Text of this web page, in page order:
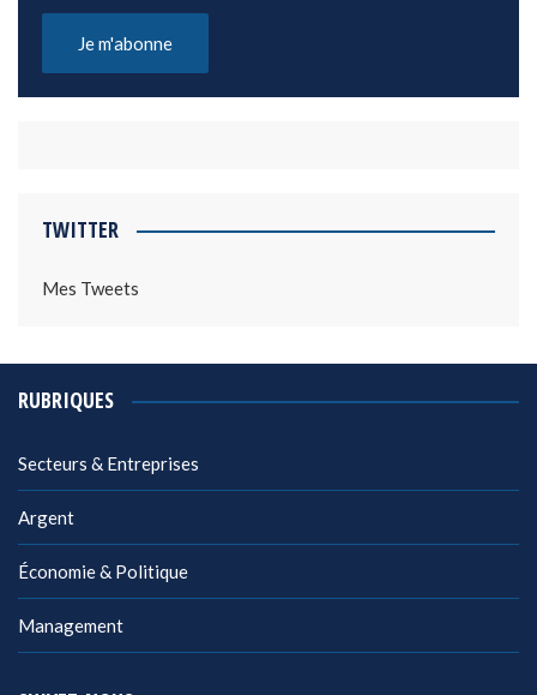
TWITTER
Mes Tweets
RUBRIQUES
Secteurs & Entreprises
Argent
Économie & Politique
Management